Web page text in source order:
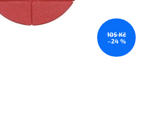
105 Kč
–24 %